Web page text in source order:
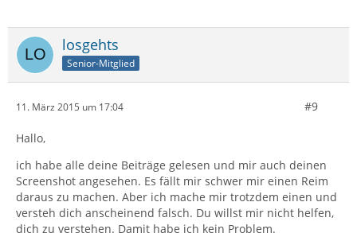
losgehts
Senior-Mitglied
11. März 2015 um 17:04 #9
Hallo,
ich habe alle deine Beiträge gelesen und mir auch deinen
Screenshot angesehen. Es fällt mir schwer mir einen Reim
daraus zu machen. Aber ich mache mir trotzdem einen und
versteh dich anscheinend falsch. Du willst mir nicht helfen,
dich zu verstehen. Damit habe ich kein Problem.